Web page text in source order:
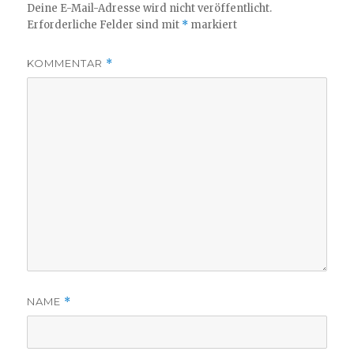
Deine E-Mail-Adresse wird nicht veröffentlicht.
Erforderliche Felder sind mit * markiert
KOMMENTAR *
NAME *